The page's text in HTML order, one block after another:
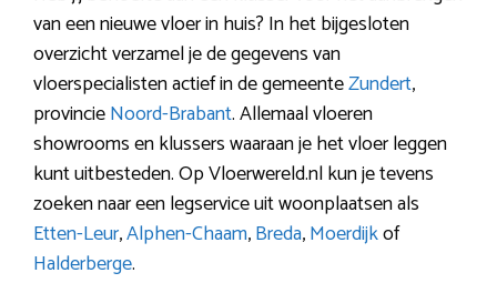
van een nieuwe vloer in huis? In het bijgesloten
overzicht verzamel je de gegevens van
vloerspecialisten actief in de gemeenteZundert,
provincieNoord-Brabant. Allemaal vloeren
showrooms en klussers waaraan je het vloer leggen
kunt uitbesteden. Op Vloerwereld.nl kun je tevens
zoeken naar een legservice uit woonplaatsen als
Etten-Leur,Alphen-Chaam,Breda,Moerdijkof
Halderberge.